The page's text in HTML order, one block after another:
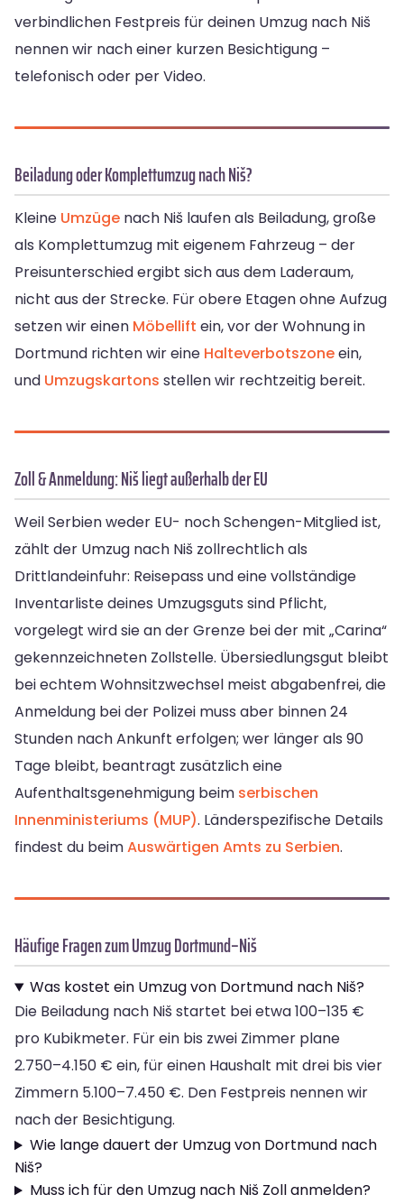
verbindlichen Festpreis für deinen Umzug nach Niš
nennen wir nach einer kurzen Besichtigung –
telefonisch oder per Video.
Beiladung oder Komplettumzug nach Niš?
Kleine Umzüge nach Niš laufen als Beiladung, große
als Komplettumzug mit eigenem Fahrzeug – der
Preisunterschied ergibt sich aus dem Laderaum,
nicht aus der Strecke. Für obere Etagen ohne Aufzug
setzen wir einen Möbellift ein, vor der Wohnung in
Dortmund richten wir eine Halteverbotszoneein,
und Umzugskartons stellen wir rechtzeitig bereit.
Zoll & Anmeldung: Niš liegt außerhalb der EU
Weil Serbien weder EU- noch Schengen-Mitglied ist,
zählt der Umzug nach Niš zollrechtlich als
Drittlandeinfuhr: Reisepass und eine vollständige
Inventarliste deines Umzugsguts sind Pflicht,
vorgelegt wird sie an der Grenze bei der mit „Carina“
gekennzeichneten Zollstelle. Übersiedlungsgut bleibt
bei echtem Wohnsitzwechsel meist abgabenfrei, die
Anmeldung bei der Polizei muss aber binnen 24
Stunden nach Ankunft erfolgen; wer länger als 90
Tage bleibt, beantragt zusätzlich eine
Aufenthaltsgenehmigung beim serbischen
Innenministeriums (MUP). Länderspezifische Details
findest du beimAuswärtigen Amts zu Serbien.
Häufige Fragen zum Umzug Dortmund–Niš
Was kostet ein Umzug von Dortmund nach Niš?
Die Beiladung nach Niš startet bei etwa 100–135 €
pro Kubikmeter. Für ein bis zwei Zimmer plane
2.750–4.150 € ein, für einen Haushalt mit drei bis vier
Zimmern 5.100–7.450 €. Den Festpreis nennen wir
nach der Besichtigung.
Wie lange dauert der Umzug von Dortmund nach
Niš?
Muss ich für den Umzug nach Niš Zoll anmelden?